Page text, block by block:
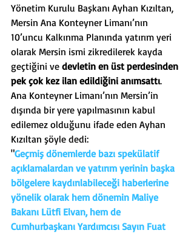
Yönetim Kurulu Başkanı Ayhan Kızıltan,
Mersin Ana Konteyner Limanı’nın
10’uncu Kalkınma Planında yatırım yeri
olarak Mersin ismi zikredilerek kayda
geçtiğini ve devletin en üst perdesinden
pek çok kez ilan edildiğini anımsattı.
Ana Konteyner Limanı’nın Mersin’in
dışında bir yere yapılmasının kabul
edilemez olduğunu ifade eden Ayhan
Kızıltan şöyle dedi:
"Geçmiş dönemlerde bazı spekülatif
açıklamalardan ve yatırım yerinin başka
bölgelere kaydırılabileceği haberlerine
yönelik olarak hem dönemin Maliye
Bakanı Lütfi Elvan, hem de
Cumhurbaşkanı Yardımcısı Sayın Fuat